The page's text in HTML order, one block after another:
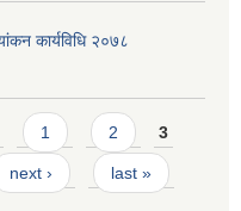
कार्यविधि २०७८
1 2 3
next › last »